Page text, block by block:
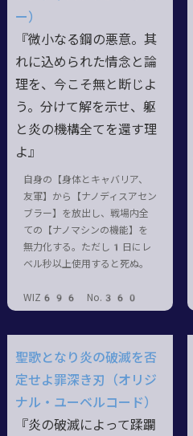
ー）
『微小なる鋼の悪意。其
れに込められた情念と論
理を、今こそ無と断じよ
う。分けて解を示せ、躯
と炎の機構全てを還す理
よ』
自身の【身体とキャバリア、
友軍】から【ナノディスアセン
ブラー】を放出し、戦場内全
ての【ナノマシンの機能】を
無力化する。ただし1日にレ
ベル秒以上使用すると死ぬ。
WIZ696 No.360
聖歌となり炎の破滅を否
定せよ罪深き刃（オリジ
ナル・ユーベルコード）
『炎の破滅によって蹂躙